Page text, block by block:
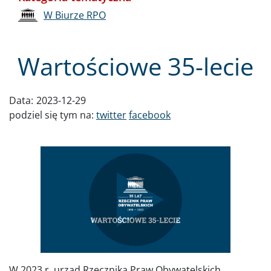
Wartościowe 35-lecie
Data: 2023-12-29
podziel się tym na: twitterfacebook
W Biurze RPO